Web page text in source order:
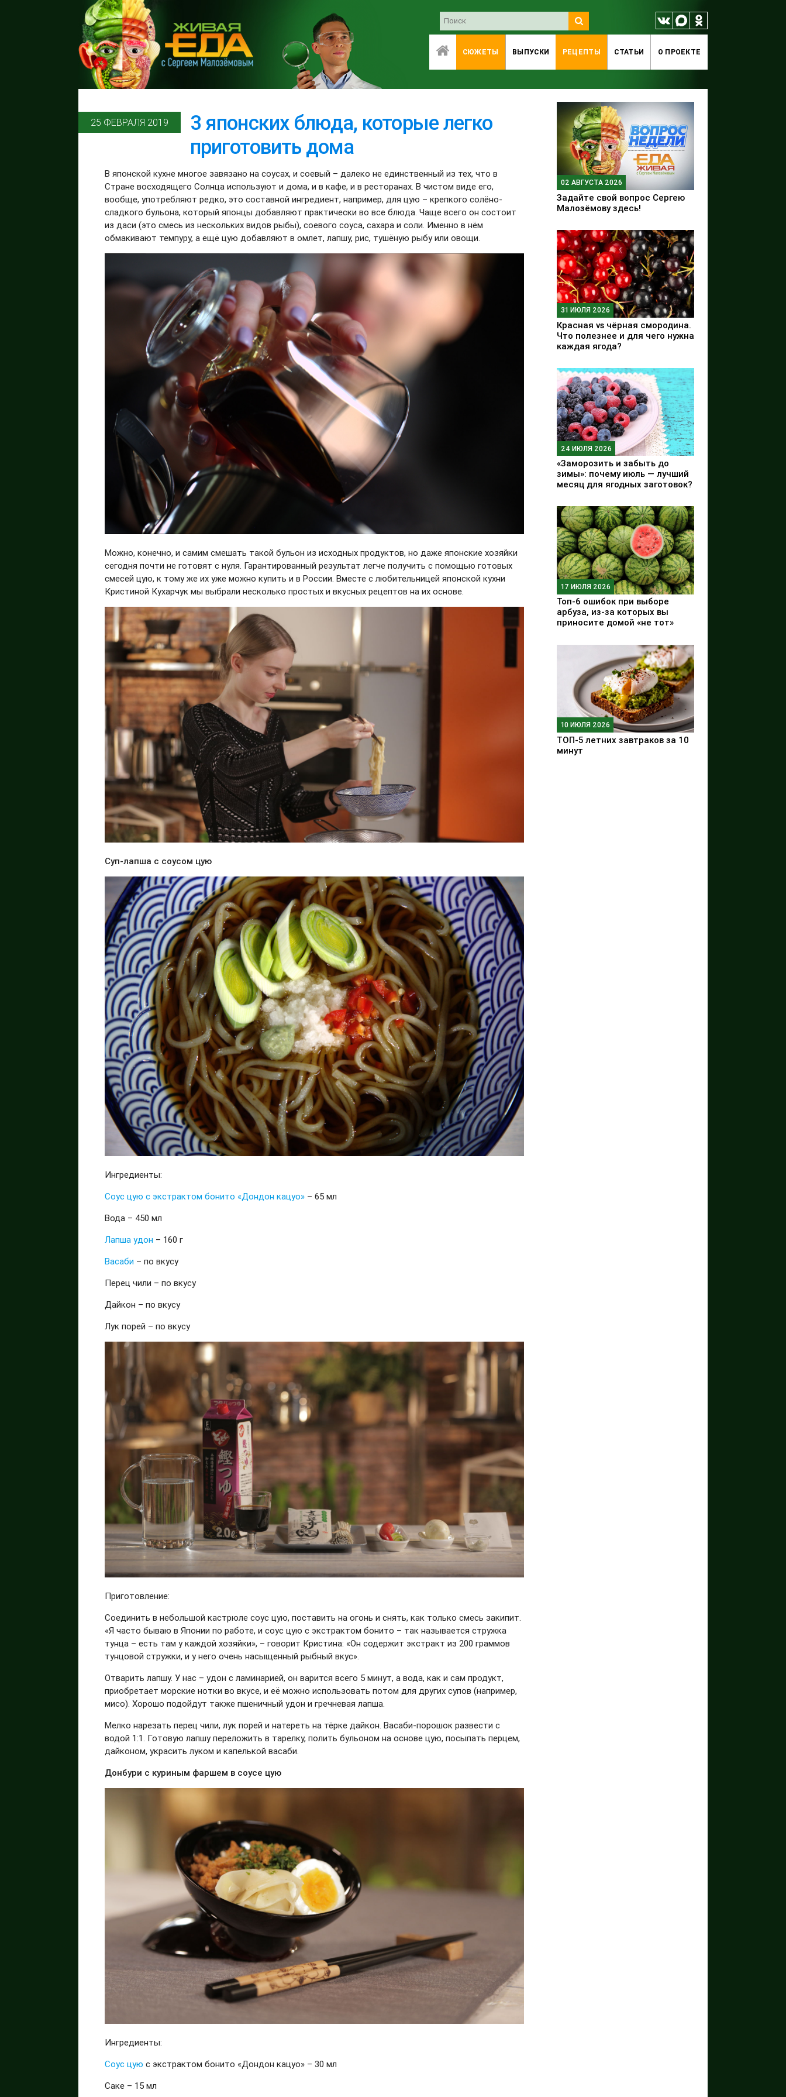
СЮЖЕТЫ ВЫПУСКИ РЕЦЕПТЫ СТАТЬИ O ПРОЕКТЕ
25 ФЕВРАЛЯ 2019
3 японских блюда, которые легко
приготовить дома
В японской кухне многое завязано на соусах, и соевый – далеко не единственный из тех, что в
Стране восходящего Солнца используют и дома, и в кафе, и в ресторанах. В чистом виде его,
вообще, употребляют редко, это составной ингредиент, например, для цую – крепкого солёно-
сладкого бульона, который японцы добавляют практически во все блюда. Чаще всего он состоит
из даси (это смесь из нескольких видов рыбы), соевого соуса, сахара и соли. Именно в нём
обмакивают темпуру, а ещё цую добавляют в омлет, лапшу, рис, тушёную рыбу или овощи.
Можно, конечно, и самим смешать такой бульон из исходных продуктов, но даже японские хозяйки
сегодня почти не готовят с нуля. Гарантированный результат легче получить с помощью готовых
смесей цую, к тому же их уже можно купить и в России. Вместе с любительницей японской кухни
Кристиной Кухарчук мы выбрали несколько простых и вкусных рецептов на их основе.
Суп-лапша с соусом цую
Ингредиенты:
Соус цую с экстрактом бонито «Дондон кацуо» – 65 мл
Вода – 450 мл
Лапша удон – 160 г
Васаби – по вкусу
Перец чили – по вкусу
Дайкон – по вкусу
Лук порей – по вкусу
Приготовление:
Соединить в небольшой кастрюле соус цую, поставить на огонь и снять, как только смесь закипит.
«Я часто бываю в Японии по работе, и соус цую с экстрактом бонито – так называется стружка
тунца – есть там у каждой хозяйки», – говорит Кристина: «Он содержит экстракт из 200 граммов
тунцовой стружки, и у него очень насыщенный рыбный вкус».
Отварить лапшу. У нас – удон с ламинарией, он варится всего 5 минут, а вода, как и сам продукт,
приобретает морские нотки во вкусе, и её можно использовать потом для других супов (например,
мисо). Хорошо подойдут также пшеничный удон и гречневая лапша.
Мелко нарезать перец чили, лук порей и натереть на тёрке дайкон. Васаби-порошок развести с
водой 1:1. Готовую лапшу переложить в тарелку, полить бульоном на основе цую, посыпать перцем,
дайконом, украсить луком и капелькой васаби.
Донбури с куриным фаршем в соусе цую
Ингредиенты:
Соус цую с экстрактом бонито «Дондон кацуо» – 30 мл
Саке – 15 мл
02 АВГУСТА 2026
Задайте свой вопрос Сергею
Малозёмову здесь!
31 ИЮЛЯ 2026
Красная vs чёрная смородина.
Что полезнее и для чего нужна
каждая ягода?
24 ИЮЛЯ 2026
«Заморозить и забыть до
зимы»: почему июль — лучший
месяц для ягодных заготовок?
17 ИЮЛЯ 2026
Топ-6 ошибок при выборе
арбуза, из-за которых вы
приносите домой «не тот»
10 ИЮЛЯ 2026
ТОП-5 летних завтраков за 10
минут